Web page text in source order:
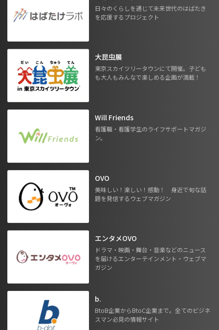
日々のくらしを通じて未来世代のはばたき
を応援するプロジェクト
大昆虫展
東京スカイツリータウンにて開催。子ども
も大人もみんなで楽しめる企画が満載！
Will Friends
看護職・看護学生のライフサポートマガジ
ン。
OVO
美味しい！楽しい！感動！ 身近で旬な話
題を発信するウェブマガジン
エンタメOVO
ドラマ・映画・舞台・音楽などのニュース
を届けるエンターテインメント・ウェブマ
ガジン
b.
BtoB企業からBtoC企業まで。全てのビジネ
スマン必見の情報サイト